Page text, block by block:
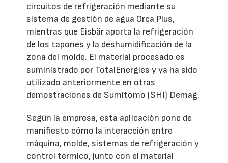
circuitos de refrigeración mediante su
sistema de gestión de agua Orca Plus,
mientras que Eisbär aporta la refrigeración
de los tapones y la deshumidificación de la
zona del molde. El material procesado es
suministrado por TotalEnergies y ya ha sido
utilizado anteriormente en otras
demostraciones de Sumitomo (SHI) Demag.
Según la empresa, esta aplicación pone de
manifiesto cómo la interacción entre
máquina, molde, sistemas de refrigeración y
control térmico, junto con el material